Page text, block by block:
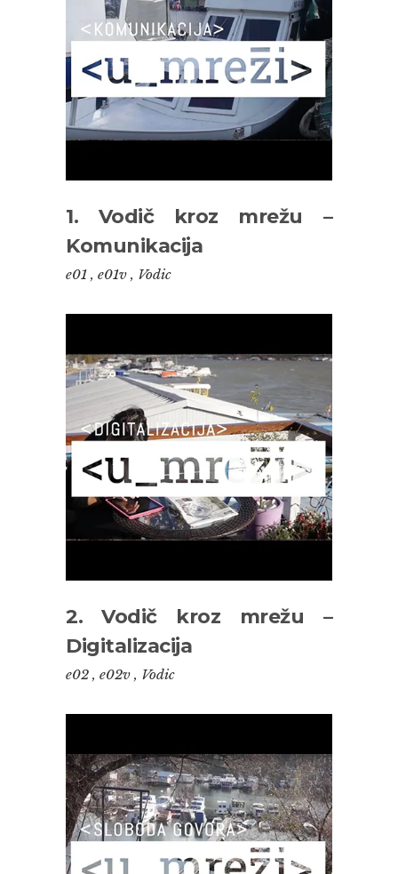
1. Vodič kroz mrežu –
Komunikacija
e01 , e01v , Vodic
2. Vodič kroz mrežu –
Digitalizacija
e02 , e02v , Vodic